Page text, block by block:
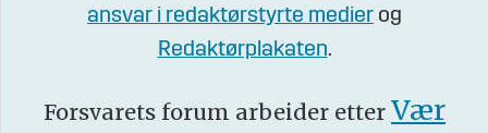
ansvar i redaktørstyrte medier og
Redaktørplakaten.
Forsvarets forum arbeider etter Vær